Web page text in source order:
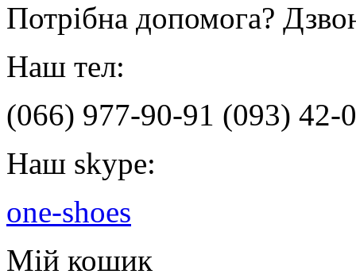
Потрібна допомога?
Наш тел:
(066) 977-90-91 (093) 42-
Наш skype:
one-shoes
Мій кошик